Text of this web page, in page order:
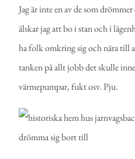
Jag är inte en av de som
älskar jag att bo i stan och i
ha folk omkring sig och nära till
tanken på allt jobb det skulle
värmepumpar, fukt osv. Pju.